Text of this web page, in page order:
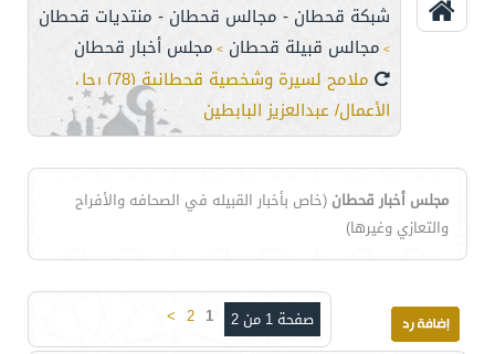
شبكة قحطان - مجالس قحطان - منتديات قحطان
> مجالس قبيلة قحطان > مجلس أخبار قحطان
ملامح لسيرة وشخصية قحطانية (78) رجل
الأعمال/ عبدالعزيز البابطين
مجلس أخبار قحطان (خاص بأخبار القبيله في الصحافه والأفراح
والتعازي وغيرها)
صفحة 1 من 2 1
2
>